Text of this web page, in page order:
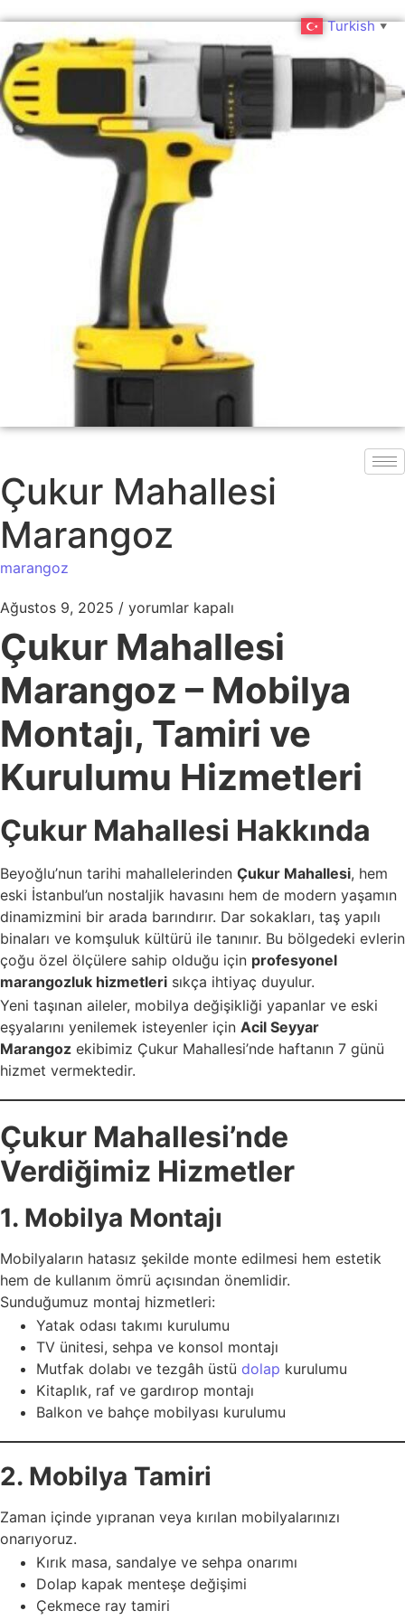
Çukur Mahallesi
Marangoz
marangoz
Ağustos 9, 2025 / yorumlar kapalı
Çukur Mahallesi
Marangoz – Mobilya
Montajı, Tamiri ve
Kurulumu Hizmetleri
Çukur Mahallesi Hakkında
Beyoğlu’nun tarihi mahallelerinden Çukur Mahallesi, hem
eski İstanbul’un nostaljik havasını hem de modern yaşamın
dinamizmini bir arada barındırır. Dar sokakları, taş yapılı
binaları ve komşuluk kültürü ile tanınır. Bu bölgedeki evlerin
çoğu özel ölçülere sahip olduğu için profesyonel
marangozluk hizmetleri sıkça ihtiyaç duyulur.
Yeni taşınan aileler, mobilya değişikliği yapanlar ve eski
eşyalarını yenilemek isteyenler için Acil Seyyar
Marangoz ekibimiz Çukur Mahallesi’nde haftanın 7 günü
hizmet vermektedir.
Çukur Mahallesi’nde
Verdiğimiz Hizmetler
1. Mobilya Montajı
Mobilyaların hatasız şekilde monte edilmesi hem estetik
hem de kullanım ömrü açısından önemlidir.
Sunduğumuz montaj hizmetleri:
Yatak odası takımı kurulumu
TV ünitesi, sehpa ve konsol montajı
Mutfak dolabı ve tezgâh üstü dolap kurulumu
Kitaplık, raf ve gardırop montajı
Balkon ve bahçe mobilyası kurulumu
2. Mobilya Tamiri
Zaman içinde yıpranan veya kırılan mobilyalarınızı
onarıyoruz.
Kırık masa, sandalye ve sehpa onarımı
Dolap kapak menteşe değişimi
Çekmece ray tamiri
Turkish ▼